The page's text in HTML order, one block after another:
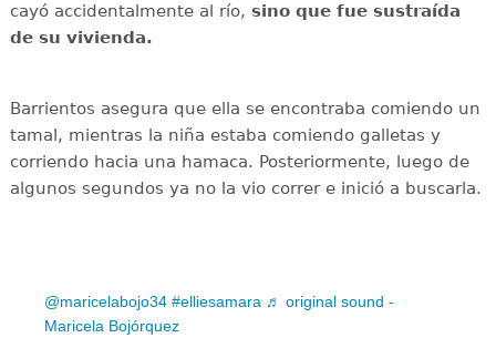
cayó accidentalmente al río, sino que fue sustraída
de su vivienda.
Barrientos asegura que ella se encontraba comiendo un
tamal, mientras la niña estaba comiendo galletas y
corriendo hacia una hamaca. Posteriormente, luego de
algunos segundos ya no la vio correr e inició a buscarla.
@maricelabojo34 #elliesamara ♬ original sound -
Maricela Bojórquez